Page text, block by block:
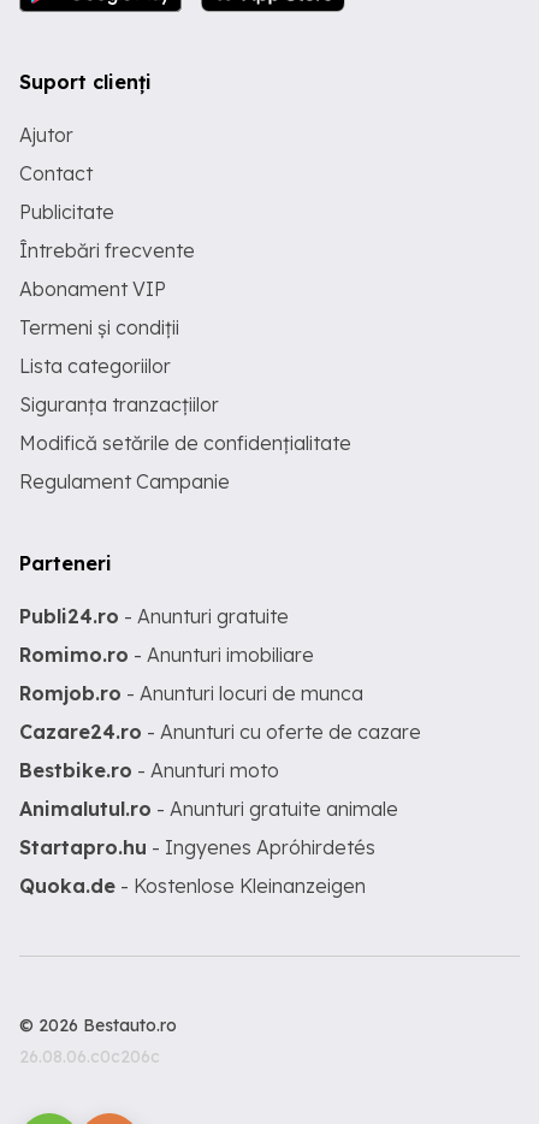
Suport clienți
Ajutor
Contact
Publicitate
Întrebări frecvente
Abonament VIP
Termeni și condiții
Lista categoriilor
Siguranța tranzacțiilor
Modifică setările de confidențialitate
Regulament Campanie
Parteneri
Publi24.ro - Anunturi gratuite
Romimo.ro - Anunturi imobiliare
Romjob.ro - Anunturi locuri de munca
Cazare24.ro - Anunturi cu oferte de cazare
Bestbike.ro - Anunturi moto
Animalutul.ro - Anunturi gratuite animale
Startapro.hu - Ingyenes Apróhirdetés
Quoka.de - Kostenlose Kleinanzeigen
© 2026 Bestauto.ro
26.08.06.c0c206c